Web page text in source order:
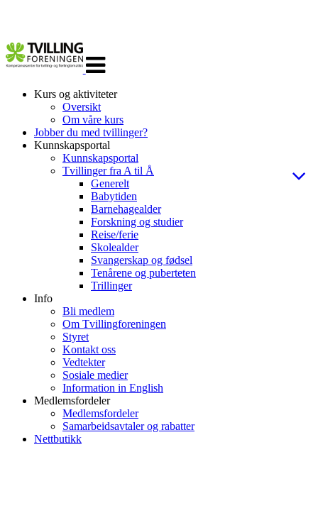
navigasjon
Kurs og aktiviteter
Oversikt
Om våre kurs
Jobber du med tvillinger?
Kunnskapsportal
Kunnskapsportal
Tvillinger fra A til Å
Generelt
Babytiden
Barnehagealder
Forskning og studier
Reise/ferie
Skolealder
Svangerskap og fødsel
Tenårene og puberteten
Trillinger
Info
Bli medlem
Om Tvillingforeningen
Styret
Kontakt oss
Vedtekter
Sosiale medier
Information in English
Medlemsfordeler
Medlemsfordeler
Samarbeidsavtaler og rabatter
Nettbutikk